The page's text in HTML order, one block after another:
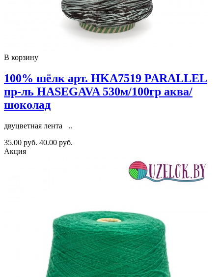
В корзину
100% шёлк арт. HKA7519 PARALLEL
пр-ль HASEGAVA 530м/100гр аква/
шоколад
двуцветная лента ..
35.00 руб. 40.00 руб.
Акция